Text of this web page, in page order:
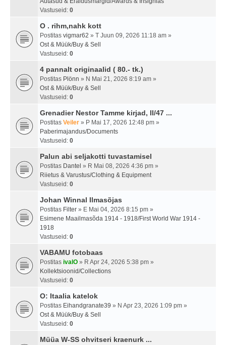
Vastuseid: 0
O . rihm,nahk kott
Postitas vigmar62 » T Juun 09, 2026 11:18 am »
Ost & Müük/Buy & Sell
Vastuseid: 0
4 pannalt originaalid ( 80.- tk.)
Postitas Plönn » N Mai 21, 2026 8:19 am »
Ost & Müük/Buy & Sell
Vastuseid: 0
Grenadier Nestor Tamme kirjad, II/47 ...
Postitas Veiler » P Mai 17, 2026 12:48 pm »
Paberimajandus/Documents
Vastuseid: 0
Palun abi seljakotti tuvastamisel
Postitas Dantel » R Mai 08, 2026 4:36 pm »
Riietus & Varustus/Clothing & Equipment
Vastuseid: 0
Johan Winnal Ilmasõjas
Postitas Filter » E Mai 04, 2026 8:15 pm »
Esimene Maailmasõda 1914 - 1918/First World War 1914 -
1918
Vastuseid: 0
VABAMU fotobaas
Postitas ivalO » R Apr 24, 2026 5:38 pm »
Kollektsioonid/Collections
Vastuseid: 0
O: Itaalia katelok
Postitas Eihandgranate39 » N Apr 23, 2026 1:09 pm »
Ost & Müük/Buy & Sell
Vastuseid: 0
Müüa W-SS ohvitseri kraenurk ...